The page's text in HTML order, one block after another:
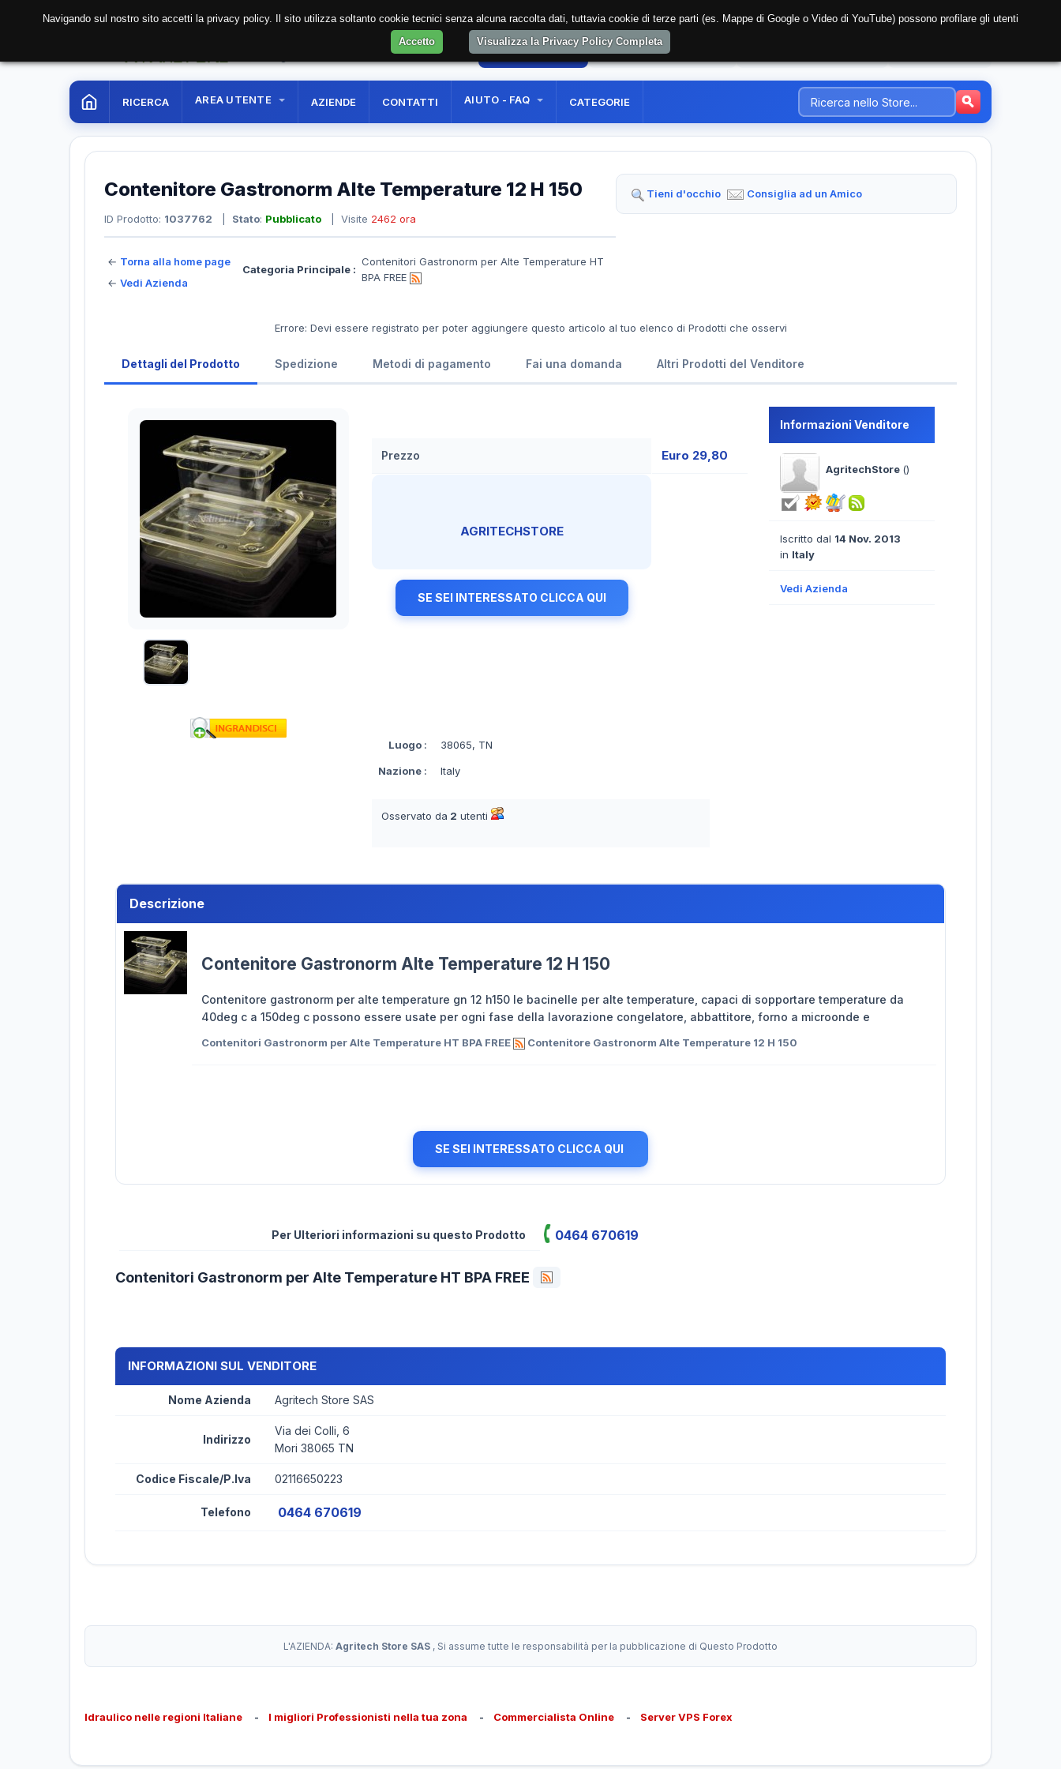
AREA RISERVATA REGISTRAZIONE UTENTE
RICERCA AREA UTENTE AZIENDE CONTATTI AIUTO - FAQ CATEGORIE
Contenitore Gastronorm Alte Temperature 12 H 150
ID Prodotto: 1037762 Stato: Pubblicato | Visite 2462 ora
← Torna alla home page
← Vedi Azienda
Categoria Principale :
Contenitori Gastronorm per Alte Temperature HT
BPA FREE
Tieni d'occhio Consiglia ad un Amico
Errore: Devi essere registrato per poter aggiungere questo articolo al tuo elenco di Prodotti che osservi
Dettagli del Prodotto Spedizione Metodi di pagamento Fai una domanda Altri Prodotti del Venditore
Prezzo Euro 29,80
AGRITECHSTORE
SE SEI INTERESSATO CLICCA QUI
Luogo : 38065, TN
Nazione : Italy
Osservato da 2 utenti
Informazioni Venditore
AgritechStore ()
Iscritto dal 14 Nov. 2013
in Italy
Vedi Azienda
Descrizione
Contenitore Gastronorm Alte Temperature 12 H 150
Contenitore gastronorm per alte temperature gn 12 h150 le bacinelle per alte temperature, capaci di sopportare temperature da
40deg c a 150deg c possono essere usate per ogni fase della lavorazione congelatore, abbattitore, forno a microonde e
Contenitori Gastronorm per Alte Temperature HT BPA FREE Contenitore Gastronorm Alte Temperature 12 H 150
SE SEI INTERESSATO CLICCA QUI
Per Ulteriori informazioni su questo Prodotto 0464 670619
Contenitori Gastronorm per Alte Temperature HT BPA FREE
INFORMAZIONI SUL VENDITORE
Nome Azienda Agritech Store SAS
Indirizzo
Via dei Colli, 6
Mori 38065 TN
Codice Fiscale/P.Iva 02116650223
Telefono 0464 670619
L'AZIENDA: Agritech Store SAS , Si assume tutte le responsabilità per la pubblicazione di Questo Prodotto
Idraulico nelle regioni Italiane - I migliori Professionisti nella tua zona - Commercialista Online - Server VPS Forex
Navigando sul nostro sito accetti la privacy policy. Il sito utilizza soltanto cookie tecnici senza alcuna raccolta dati, tuttavia cookie di terze parti (es. Mappe di Google o Video di YouTube) possono profilare gli utenti
Accetto
Visualizza la Privacy Policy Completa